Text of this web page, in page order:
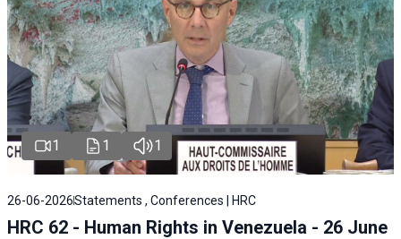
1 1 1
26-06-2026Statements , Conferences | HRC
HRC 62 - Human Rights in Venezuela - 26 June